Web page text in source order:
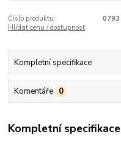
Číslo produktu:
0793
Hlídat cenu / dostupnost
Kompletní specifikace
Komentáře 0
Kompletní specifikace